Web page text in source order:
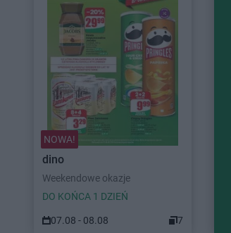
NOWA!
dino
Weekendowe okazje
DO KOŃCA 1 DZIEŃ
07.08 - 08.08 7